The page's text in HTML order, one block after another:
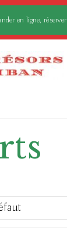
en ligne, réserver